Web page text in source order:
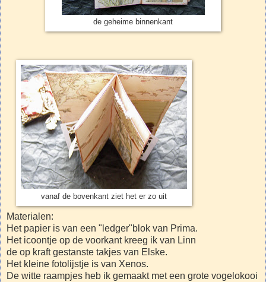
de geheime binnenkant
vanaf de bovenkant ziet het er zo uit
Materialen:
Het papier is van een "ledger"blok van Prima.
Het icoontje op de voorkant kreeg ik van Linn
de op kraft gestanste takjes van Elske.
Het kleine fotolijstje is van Xenos.
De witte raampjes heb ik gemaakt met een grote vogelokooi